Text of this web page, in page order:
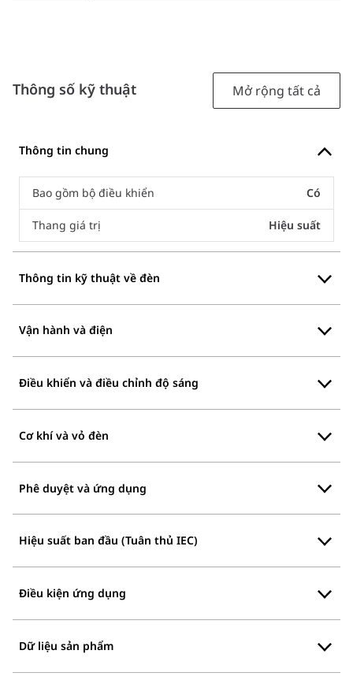
Thông số kỹ thuật Mở rộng tất cả
Thông tin chung
Bao gồm bộ điều khiển Có
Thang giá trị Hiệu suất
Thông tin kỹ thuật về đèn
Vận hành và điện
Điều khiển và điều chỉnh độ sáng
Cơ khí và vỏ đèn
Phê duyệt và ứng dụng
Hiệu suất ban đầu (Tuân thủ IEC)
Điều kiện ứng dụng
Dữ liệu sản phẩm